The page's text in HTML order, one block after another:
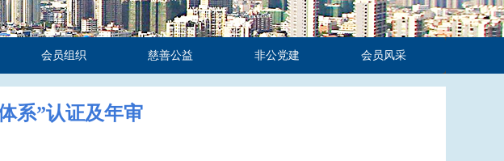
会员组织 慈善公益 非公党建 会员风采
系”认证及年审